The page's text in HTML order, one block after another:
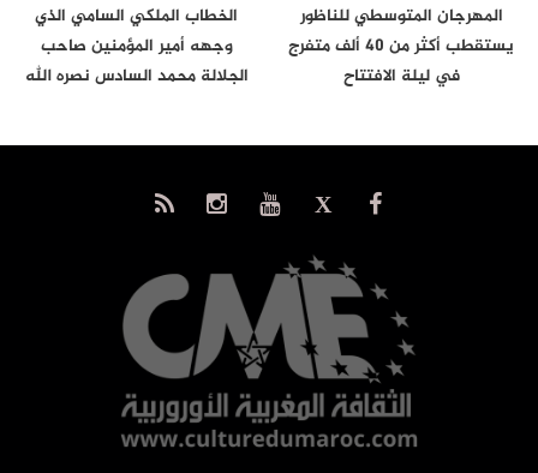
المهرجان المتوسطي للناظور
يستقطب أكثر من 40 ألف متفرج
في ليلة الافتتاح
الخطاب الملكي السامي الذي
وجهه أمير المؤمنين صاحب
الجلالة محمد السادس نصره الله